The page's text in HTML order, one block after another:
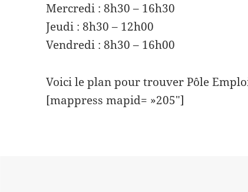
Mercredi : 8h30 – 16h30
Jeudi : 8h30 – 12h00
Vendredi : 8h30 – 16h00
Voici le plan pour trouver Pôle
[mappress mapid= »205″]